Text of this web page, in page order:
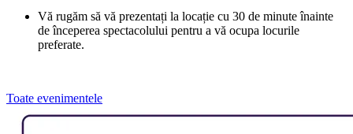
Vă rugăm să vă prezentați la locație cu 30 de minute înainte
de începerea spectacolului pentru a vă ocupa locurile
preferate.
Toate evenimentele